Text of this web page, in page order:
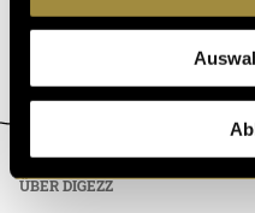
ÜBER DIGEZZ